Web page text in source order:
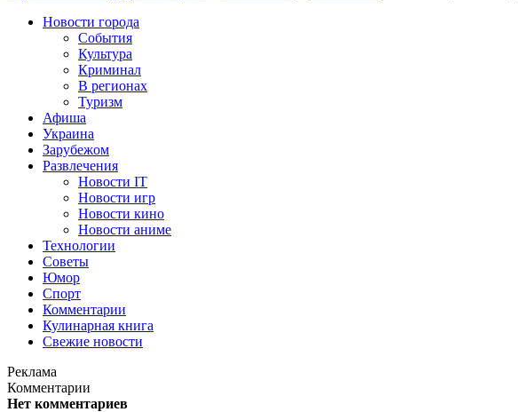
Новости города
События
Культура
Криминал
В регионах
Туризм
Афиша
Украина
Зарубежом
Развлечения
Новости IT
Новости игр
Новости кино
Новости аниме
Технологии
Советы
Юмор
Спорт
Комментарии
Кулинарная книга
Свежие новости
Реклама
Комментарии
Нет комментариев